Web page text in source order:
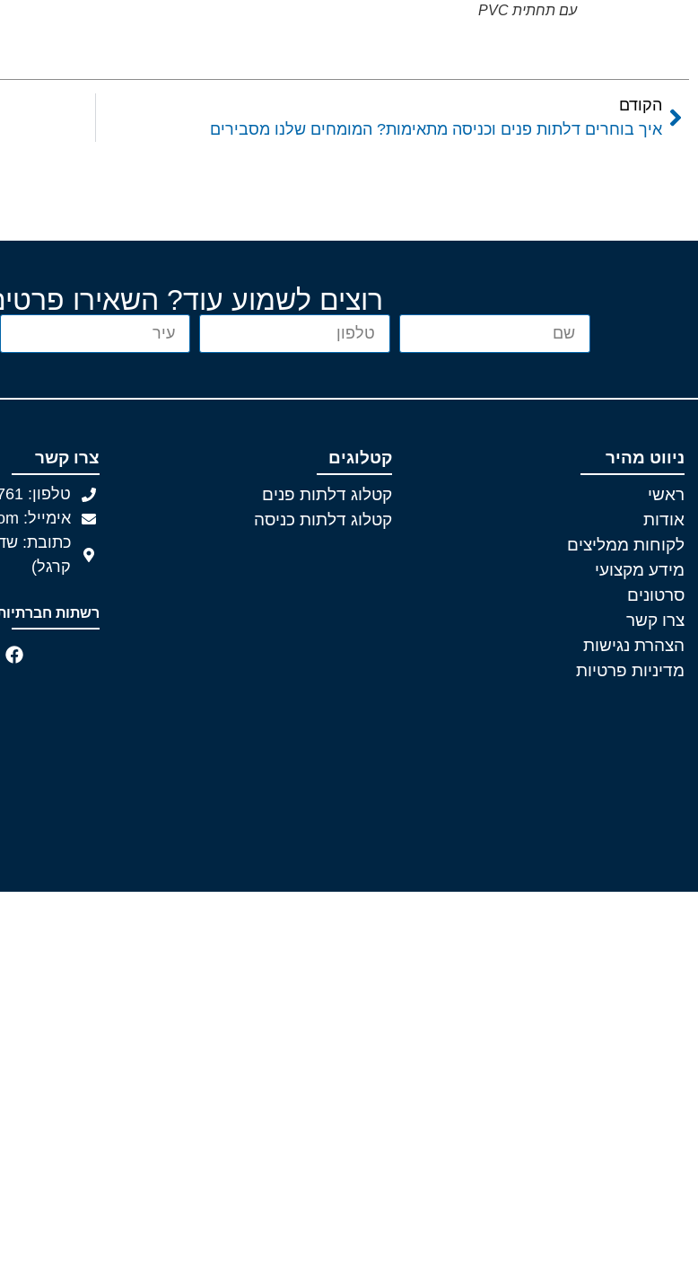
עם תחתית PVC
הקודם
איך בוחרים דלתות פנים וכניסה מתאימות? המומחים שלנו מסבירים
רוצים לשמוע עוד? השאירו
ניווט מהיר
ראשי
אודות
לקוחות ממליצים
מידע מקצועי
סרטונים
צרו קשר
הצהרת נגישות
מדיניות פרטיות
קטלוגים
קטלוג דלתות פנים
קטלוג דלתות כניסה
צרו קשר
טלפון: 074-7009761
אימייל: eldoor2020@gmail.com
קרגל)
רשתות